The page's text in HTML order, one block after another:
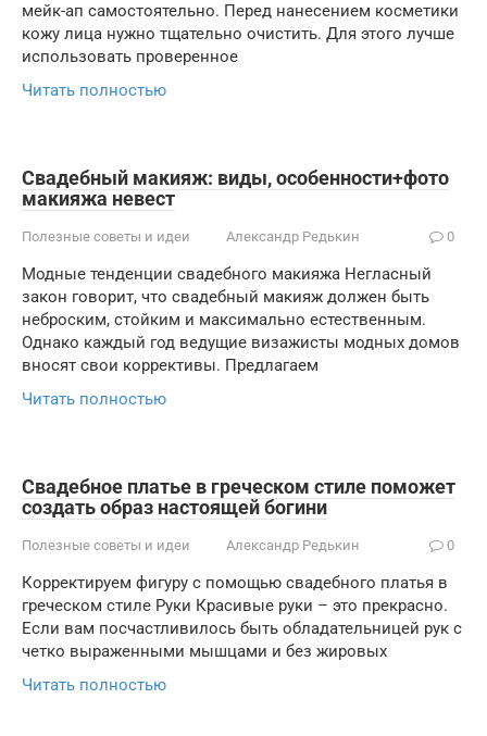
мейк-ап самостоятельно. Перед нанесением косметики
кожу лица нужно тщательно очистить. Для этого лучше
использовать проверенное
Читать полностью
Свадебный макияж: виды, особенности+фото
макияжа невест
Полезные советы и идеи Александр Редькин 0
Модные тенденции свадебного макияжа Негласный
закон говорит, что свадебный макияж должен быть
неброским, стойким и максимально естественным.
Однако каждый год ведущие визажисты модных домов
вносят свои коррективы. Предлагаем
Читать полностью
Свадебное платье в греческом стиле поможет
создать образ настоящей богини
Полезные советы и идеи Александр Редькин 0
Корректируем фигуру с помощью свадебного платья в
греческом стиле Руки Красивые руки – это прекрасно.
Если вам посчастливилось быть обладательницей рук с
четко выраженными мышцами и без жировых
Читать полностью